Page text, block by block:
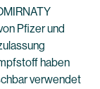
Pfizer und
haben
verwendet